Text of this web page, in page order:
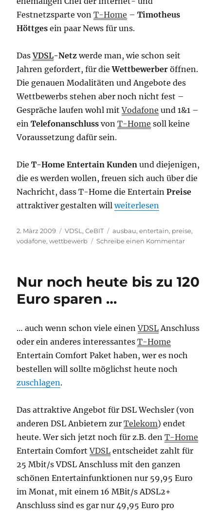
Festnetzsparte vonT-Home –Timotheus
Höttges ein paar News für uns.
DasVDSL-Netz werde man, wie schon seit
Jahren gefordert, für dieWettbewerber öffnen.
Die genauen Modalitäten und Angebote des
Wettbewerbs stehen aber noch nicht fest –
Gespräche laufen wohl mitVodafone und 1&1 –
einTelefonanschluss vonT-Home soll keine
Voraussetzung dafür sein.
DieT-Home Entertain Kunden und diejenigen,
die es werden wollen, freuen sich auch über die
Nachricht, dass T-Home die EntertainPreise
attraktiver gestalten will„VDSL für Wettbewerber
weiterlesen
Veröffentlicht
am
2. März 2009 Kategorien
VDSL ,CeBIT Schlagwörter
ausbau,entertain, preise,
vodafone,wettbewerb Schreibe einen Kommentarzu
–
Nur noch heute bis zu 120
Euro sparen …
… auch wenn schon viele einenVDSL Anschluss
oder ein anderes interessantesT-Home
Entertain Comfort Paket haben, wer es noch
bestellen will sollte möglichst heute noch
zuschlagen.
Das attraktive Angebot für DSL Wechsler (von
anderen DSL Anbietern zurTelekom) endet
heute. Wer sich jetzt noch für z.B. denT-Home
Entertain ComfortVDSL entscheidet zahlt für
25 Mbit/s VDSL Anschluss mit den ganzen
schönen Entertainfunktionen nur 59,95 Euro
im Monat, mit einem 16 MBit/s ADSL2+
Anschluss sind es gar nur 49,95 Euro pro